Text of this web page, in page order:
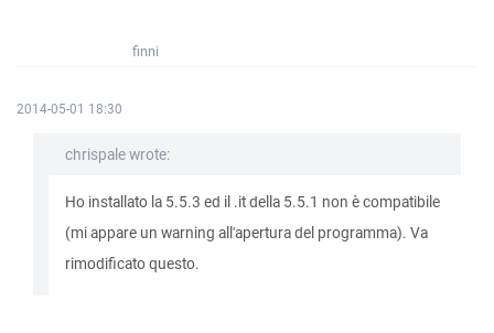
finni
2014-05-01 18:30
chrispale wrote:
Ho installato la 5.5.3 ed il .it della 5.5.1 non è compatibile
(mi appare un warning all'apertura del programma). Va
rimodificato questo.